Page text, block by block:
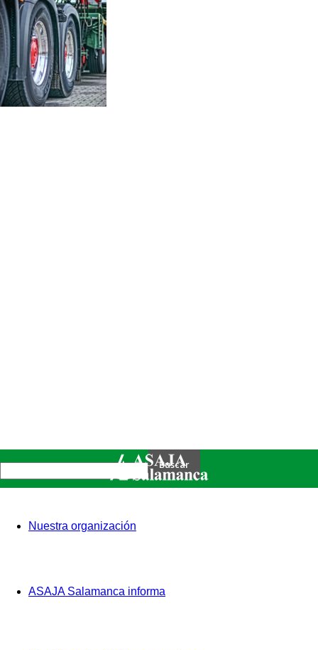
Nuestra organización
ASAJA Salamanca informa